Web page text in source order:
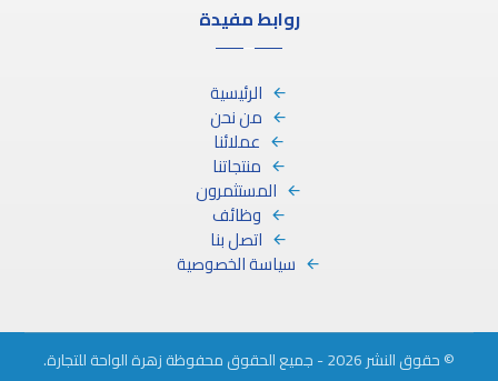
روابط مفيدة
الرئيسية
من نحن
عملائنا
منتجاتنا
المستثمرون
وظائف
اتصل بنا
سياسة الخصوصية
© حقوق النشر 2026 - جميع الحقوق محفوظة زهرة الواحة للتجارة.